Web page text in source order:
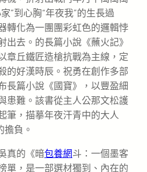
”到心胸“年夜我”的生長過
轉化為一團團彩虹色的邏輯悖
出去。的長篇小說《蘸火記》
章丘鐵匠造槍抗戰為主線，定
的好漢時辰。祝勇在創作多部
長篇小說《國寶》，以豐盈細
患難。該書從主人公那文松護
筆，描摹年夜汗青中的大人
擔負。
真的《暗包養網斗：一個墨客
單，是一部選材獨到、內在的